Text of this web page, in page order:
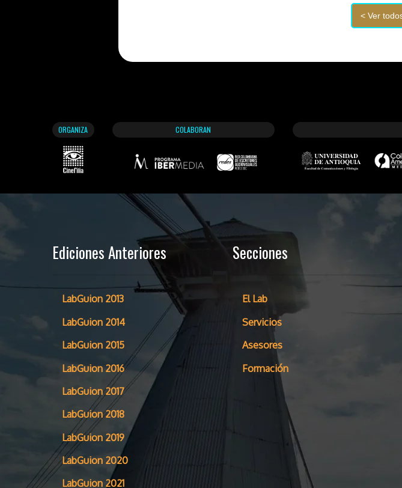
ORGANIZA COLABORAN
Ediciones Anteriores
LabGuion 2013
LabGuion 2014
LabGuion 2015
LabGuion 2016
LabGuion 2017
LabGuion 2018
LabGuion 2019
LabGuion 2020
LabGuion 2021
Secciones
El Lab
Servicios
Asesores
Formación